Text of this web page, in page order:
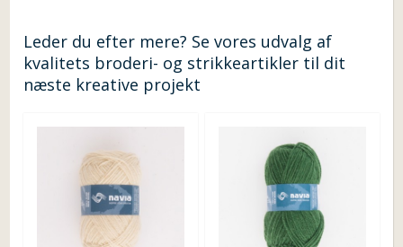
Leder du efter mere? Se vores udvalg af
kvalitets broderi- og strikkeartikler til dit
næste kreative projekt